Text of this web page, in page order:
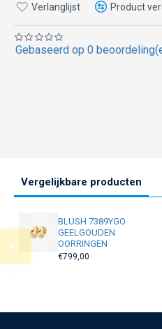
Gebaseerd op 0
Verlanglijst Product
Vergelijkbare producten
BLUSH 7389YGO
GEELGOUDEN
OORRINGEN
€799,00